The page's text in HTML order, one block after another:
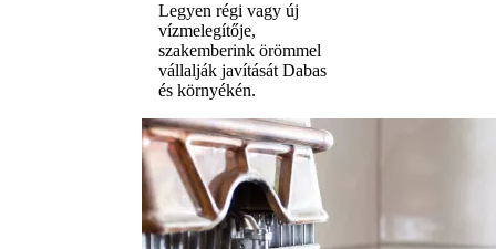
Legyen régi vagy új
vízmelegítője,
szakemberink örömmel
vállalják javítását Dabas
és környékén.